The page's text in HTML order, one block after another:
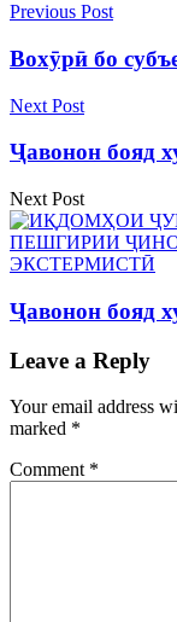
Previous Post
Вохӯрӣ бо
Next Post
Ҷавонон бояд
Next Post
Ҷавонон бояд
Leave a Reply
Your email address
marked *
Comment *